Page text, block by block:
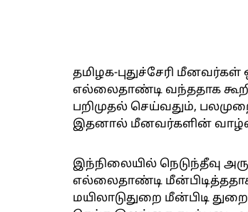
தமிழக-புதுச்சேரி
எல்லைதாண்டி வந்ததாக
பறிமுதல் செய்வதும், பலமுறை
இதனால் மீனவர்களின்
இந்நிலையில் நெடுந்தீவு
எல்லைதாண்டி
மயிலாடுதுறை மீன்பிடி